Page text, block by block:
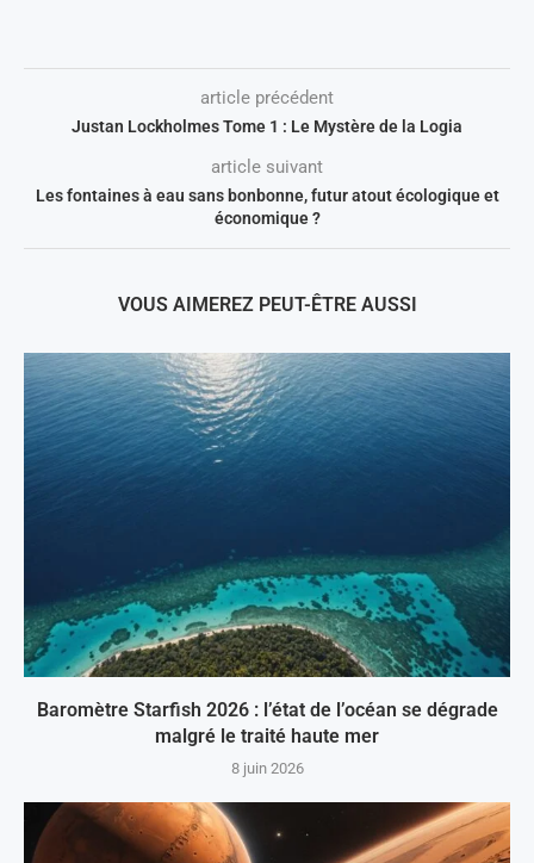
article précédent
Justan Lockholmes Tome 1 : Le Mystère de la Logia
article suivant
Les fontaines à eau sans bonbonne, futur atout écologique et
économique ?
VOUS AIMEREZ PEUT-ÊTRE AUSSI
Baromètre Starfish 2026 : l’état de l’océan se dégrade
malgré le traité haute mer
8 juin 2026